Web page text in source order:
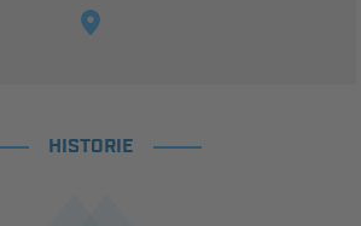
HISTORIE